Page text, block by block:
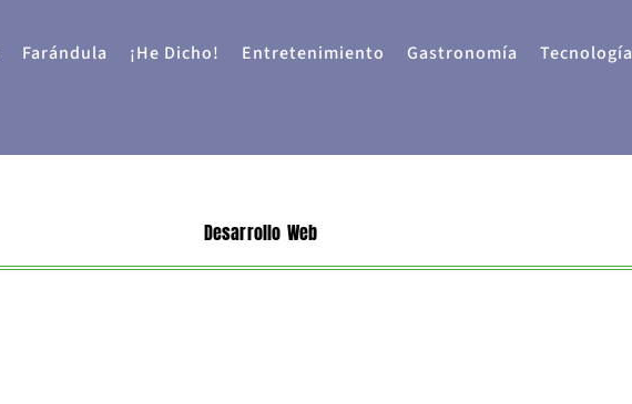
Farándula ¡He Dicho! Entretenimiento Gastronomía Tecnología
Desarrollo Web